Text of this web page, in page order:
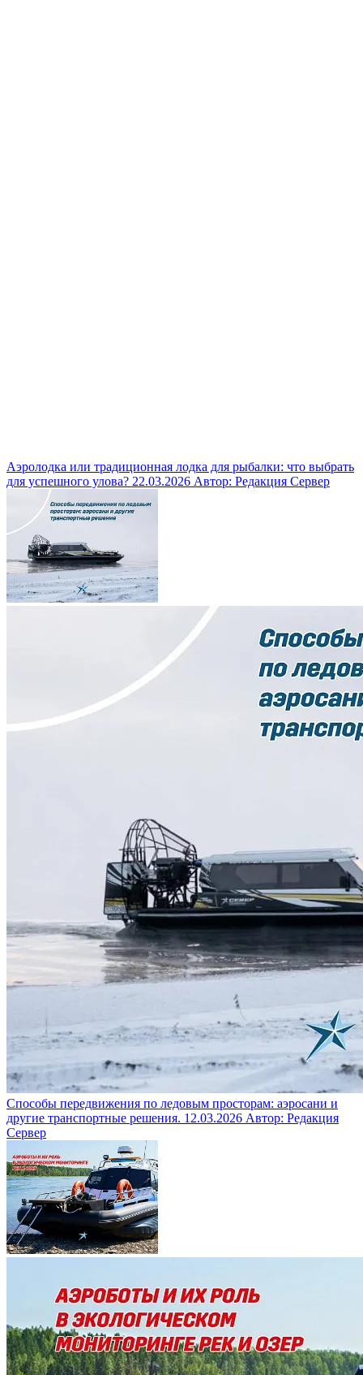
Аэролодка или традиционная лодка для рыбалки: что выбрать
для успешного улова? 22.03.2026 Автор: Редакция Сервер
Способы передвижения по ледовым просторам: аэросани и
другие транспортные решения. 12.03.2026 Автор: Редакция
Сервер